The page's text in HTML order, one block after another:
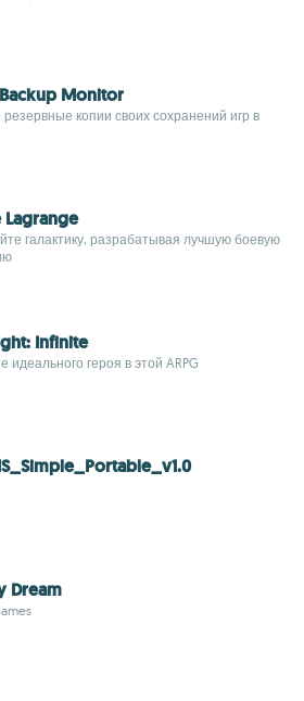
Monitor
копии своих сохранений игр в
Lagrange
галактику, разрабатывая лучшую боевую
Infinite
идеального героя в этой ARPG
Dream